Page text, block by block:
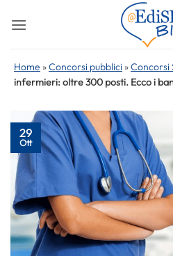
Home »Concorsi pubblici »Concorsi
infermieri: oltre 300 posti. Ecco i
29
Ott